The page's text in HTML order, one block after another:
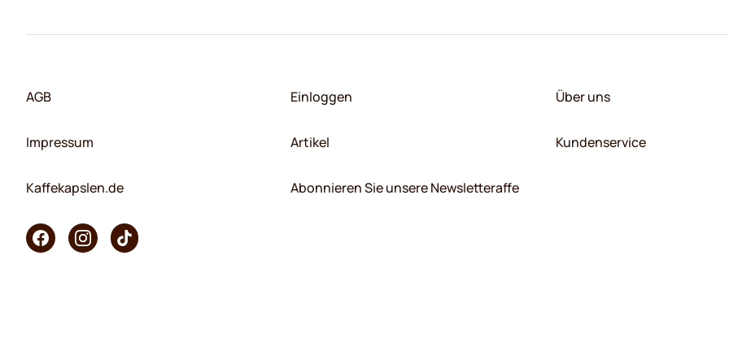
AGB
Impressum
Kaffekapslen.de
Einloggen
Artikel
Abonnieren Sie unsere Newsletteraffe
Über uns
Kundenservice